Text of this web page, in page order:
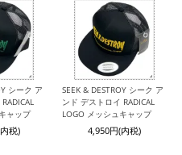
シーク ア
ャップ
税)
SEEK & DESTROY シーク ア
ンド デストロイ RADICAL
LOGO メッシュキャップ
4,950円(内税)